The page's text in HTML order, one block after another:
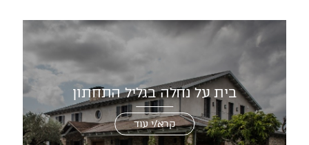
בית על נחלה בגליל התחתון
קרא/י עוד